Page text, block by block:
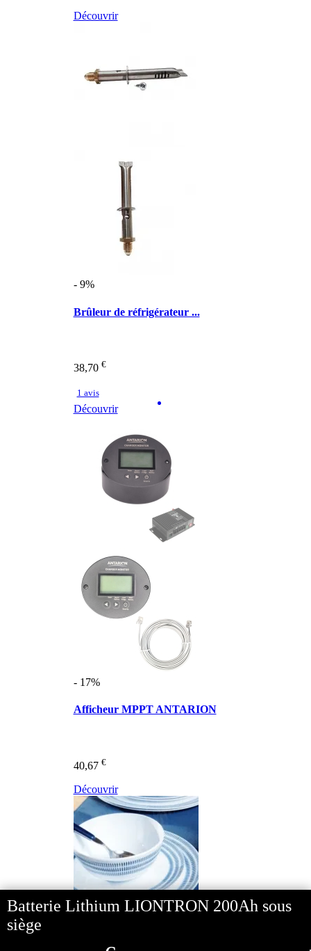
Découvrir
- 9%
Brûleur de réfrigérateur ...
38,70 €
1 avis
Découvrir
- 17%
Afficheur MPPT ANTARION
40,67 €
Découvrir
Batterie Lithium LIONTRON 200Ah sous
siège